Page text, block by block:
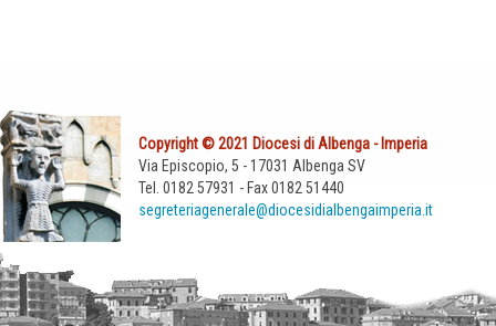
Copyright © 2021 Diocesi di Albenga - Imperia
Via Episcopio, 5 - 17031 Albenga SV
Tel. 0182 57931 - Fax 0182 51440
segreteriagenerale@diocesidialbengaimperia.it